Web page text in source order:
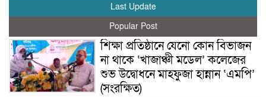
Last Update
Popular Post
শিক্ষা প্রতিষ্ঠানে যেনো কোন বিভাজন
না থাকে ‘খাজাঞ্চী মডেল’ কলেজের
শুভ উদ্বোধনে মাহফুজা হান্নান ‘এমপি’
(সংরক্ষিত)